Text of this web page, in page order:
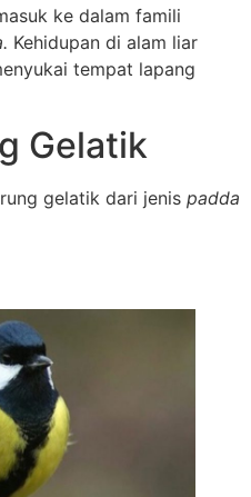
ke dalam famili
Kehidupan di alam liar
tempat lapang
Gelatik
gelatik dari jenis padda